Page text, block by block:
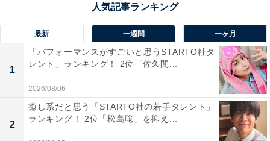
1位：『ゼルダの伝説 時のオカリナ』
（NINTENDO64）／77票
1位は「時のオカリナ」。壮大な物語と美しい音楽、3D
空間で描かれる世界は、当時の若きプレーヤーを強く惹
きつけました。リンクの成長と共に冒険を進める体験
最新 一週間 一ヶ月
1
「パフォーマンスがすごいと思うSTARTO社タ
レント」ランキング！ 2位「佐久間...
2026/08/06
2
癒し系だと思う「STARTO社の若手タレント」
ランキング！ 2位「松島聡」を抑え...